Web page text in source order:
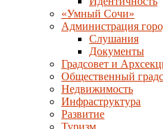
«Умный Сочи»
Администрация
Слушания
Документы
Градсовет и
Общественный
Недвижимость
Инфраструктура
Развитие
Туризм